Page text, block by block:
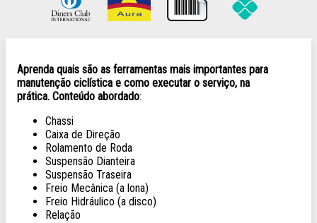
Aprenda quais são as ferramentas mais importantes para
manutenção ciclística e como executar o serviço, na
prática. Conteúdo abordado:
Chassi
Caixa de Direção
Rolamento de Roda
Suspensão Dianteira
Suspensão Traseira
Freio Mecânica (a lona)
Freio Hidráulico (a disco)
Relação